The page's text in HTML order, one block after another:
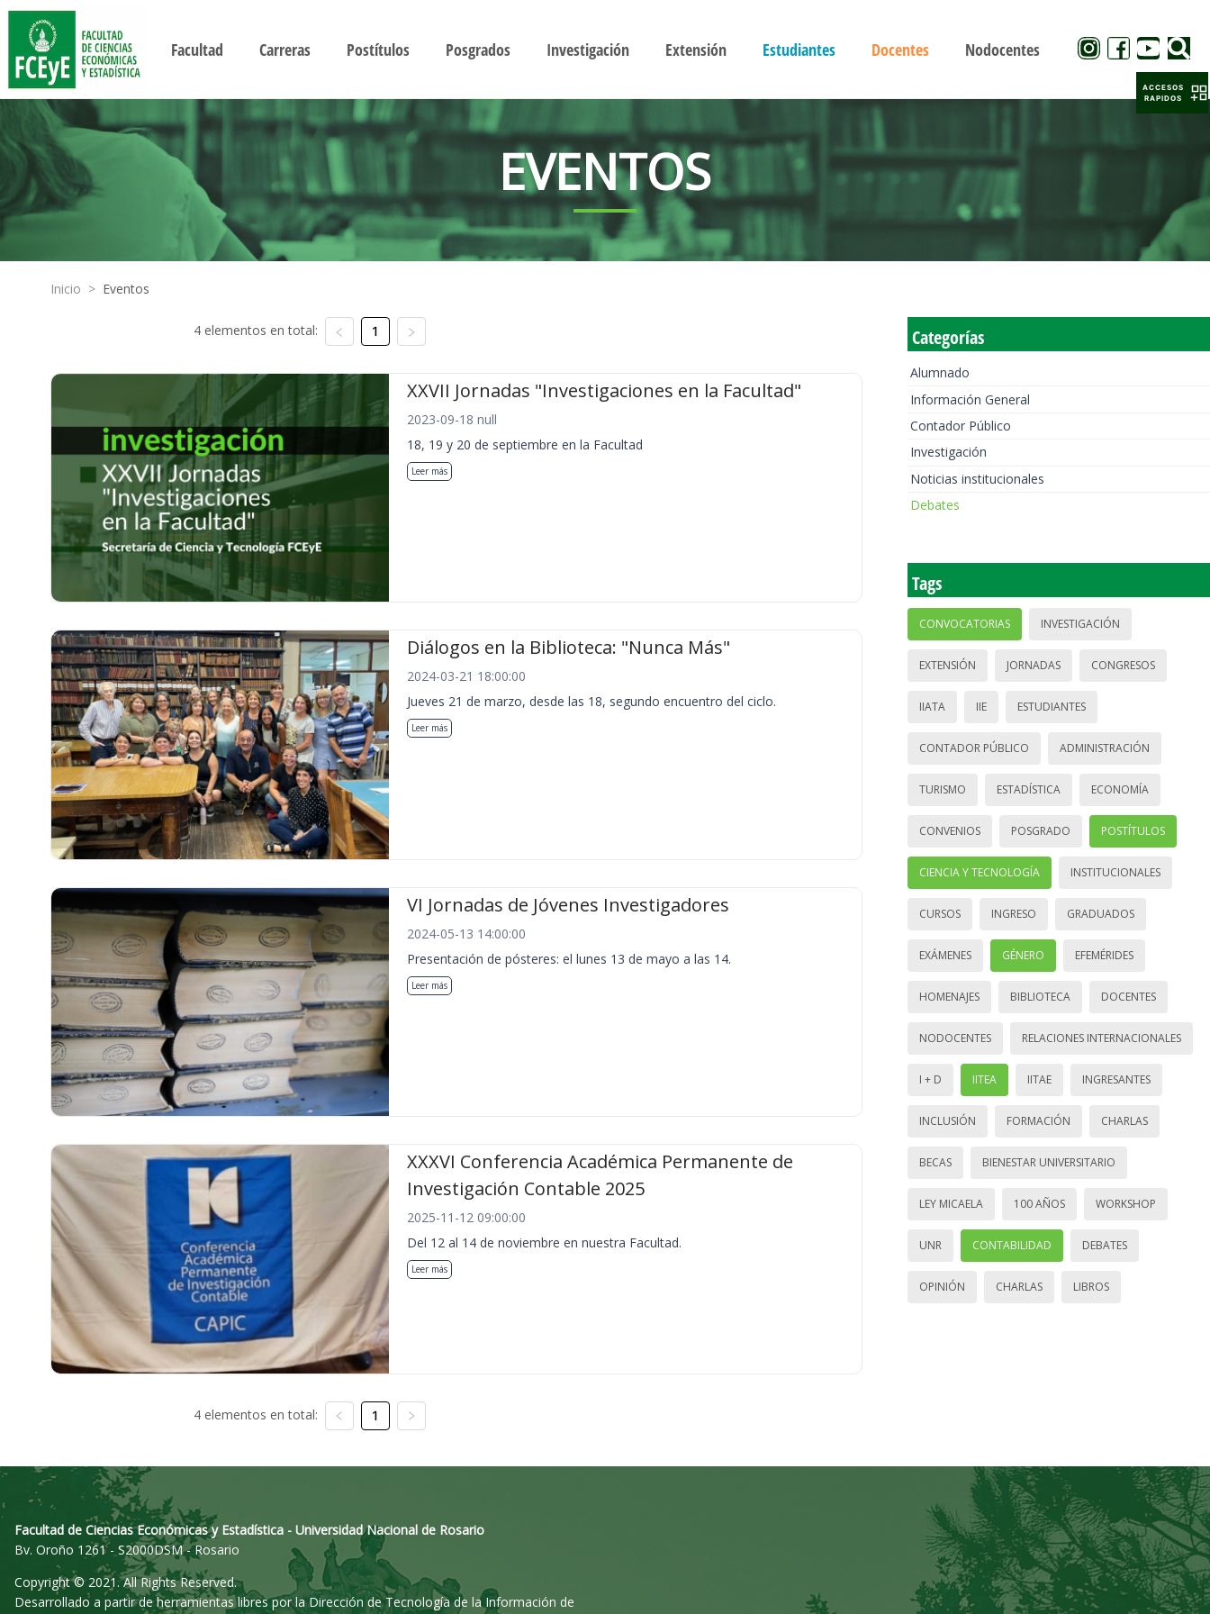
Facultad Carreras Postítulos Posgrados Investigación Extensión Estudiantes Docentes Nodocentes
EVENTOS
Inicio > Eventos
4 elementos en total: 1
XXVII Jornadas "Investigaciones en la Facultad"
2023-09-18 null
18, 19 y 20 de septiembre en la Facultad
Leer más
Diálogos en la Biblioteca: "Nunca Más"
2024-03-21 18:00:00
Jueves 21 de marzo, desde las 18, segundo encuentro del ciclo.
Leer más
VI Jornadas de Jóvenes Investigadores
2024-05-13 14:00:00
Presentación de pósteres: el lunes 13 de mayo a las 14.
Leer más
XXXVI Conferencia Académica Permanente de
Investigación Contable 2025
2025-11-12 09:00:00
Del 12 al 14 de noviembre en nuestra Facultad.
Leer más
4 elementos en total: 1
Categorías
Alumnado
Información General
Contador Público
Investigación
Noticias institucionales
Debates
Tags
CONVOCATORIAS INVESTIGACIÓN
EXTENSIÓN JORNADAS CONGRESOS
IIATA IIE ESTUDIANTES
CONTADOR PÚBLICO ADMINISTRACIÓN
TURISMO ESTADÍSTICA ECONOMÍA
CONVENIOS POSGRADO POSTÍTULOS
CIENCIA Y TECNOLOGÍA INSTITUCIONALES
CURSOS INGRESO GRADUADOS
EXÁMENES GÉNERO EFEMÉRIDES
HOMENAJES BIBLIOTECA DOCENTES
NODOCENTES RELACIONES INTERNACIONALES
I + D IITEA IITAE INGRESANTES
INCLUSIÓN FORMACIÓN CHARLAS
BECAS BIENESTAR UNIVERSITARIO
LEY MICAELA 100 AÑOS WORKSHOP
UNR CONTABILIDAD DEBATES
OPINIÓN CHARLAS LIBROS
Facultad de Ciencias Económicas y Estadística - Universidad Nacional de Rosario
Bv. Oroño 1261 - S2000DSM - Rosario
Copyright © 2021. All Rights Reserved.
Desarrollado a partir de herramientas libres por la Dirección de Tecnología de la Información de
ACCESOS
RAPIDOS